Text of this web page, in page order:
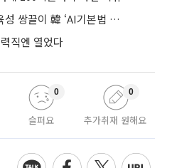
“족쇄냐 날개냐”…규제ㆍ육성 쌍끌이 韓 ‘AI기본법 개정안’ 오늘 시행
직엔 열었다
슬퍼요
0
추가취재 원해요
0